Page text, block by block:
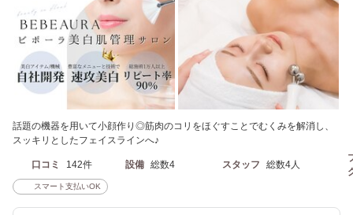
話題の機器を用いて小顔作り◎筋肉のコリをほぐすことでむくみを解消し、
スッキリとしたフェイスラインへ♪
口コミ 142件 設備 総数4 スタッフ 総数4人
スマート支払いOK